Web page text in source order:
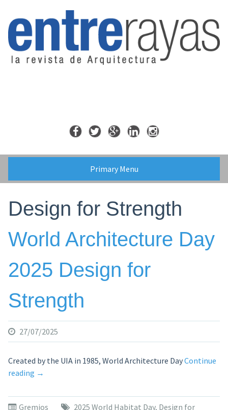
content
Primary Menu
Design for Strength
World Architecture Day
2025 Design for
Strength
27/07/2025
Created by the UIA in 1985, World Architecture DayContinue
reading «World
Day
→
Gremios 2025 World Habitat Day, Design for